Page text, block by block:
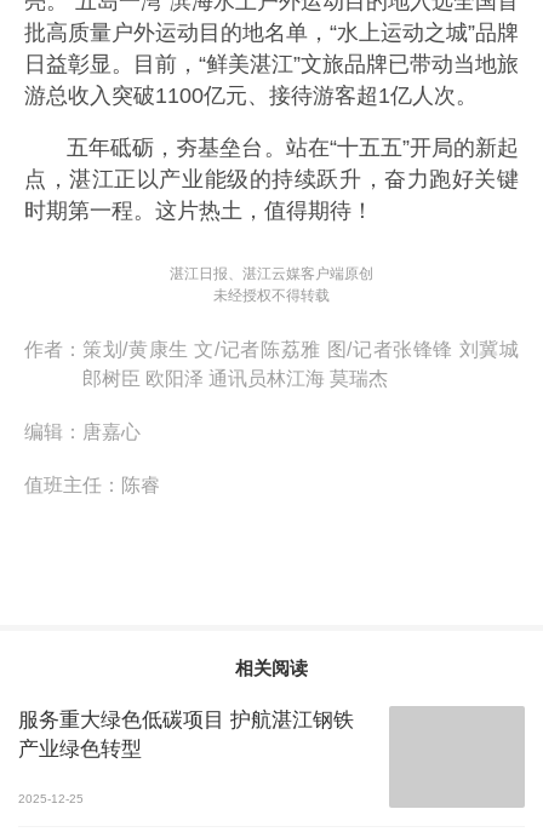
批高质量户外运动目的地名单，“水上运动之城”品牌
日益彰显。目前，“鲜美湛江”文旅品牌已带动当地旅
游总收入突破1100亿元、接待游客超1亿人次。
五年砥砺，夯基垒台。站在“十五五”开局的新起
点，湛江正以产业能级的持续跃升，奋力跑好关键
时期第一程。这片热土，值得期待！
湛江日报、湛江云媒客户端原创
未经授权不得转载
作者： 策划/黄康生 文/记者陈荔雅 图/记者张锋锋 刘冀城
郎树臣 欧阳泽 通讯员林江海 莫瑞杰
编辑： 唐嘉心
值班主任： 陈睿
相关阅读
服务重大绿色低碳项目 护航湛江钢铁
产业绿色转型
2025-12-25